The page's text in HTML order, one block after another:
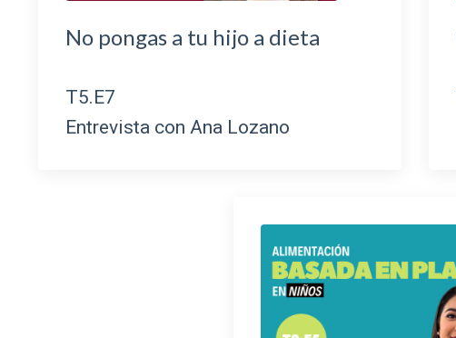
No pongas a tu hijo a dieta
T5.E7
Entrevista con Ana Lozano